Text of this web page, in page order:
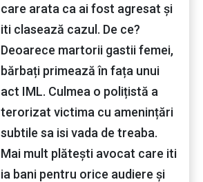
care arata ca ai fost agresat și
iti clasează cazul. De ce?
Deoarece martorii gastii femei,
bărbați primează în fața unui
act IML. Culmea o polițistă a
terorizat victima cu amenințări
subtile sa isi vada de treaba.
Mai mult plătești avocat care iti
ia bani pentru orice audiere și